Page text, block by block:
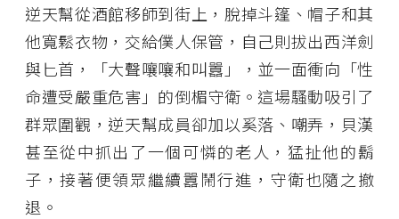
逆天幫從酒館移師到街上，脫掉斗篷、帽子和其
他寬鬆衣物，交給僕人保管，自己則拔出西洋劍
與匕首，「大聲嚷嚷和叫囂」，並一面衝向「性
命遭受嚴重危害」的倒楣守衛。這場騷動吸引了
群眾圍觀，逆天幫成員卻加以奚落、嘲弄，貝漢
甚至從中抓出了一個可憐的老人，猛扯他的鬍
子，接著便領眾繼續囂鬧行進，守衛也隨之撤
退。